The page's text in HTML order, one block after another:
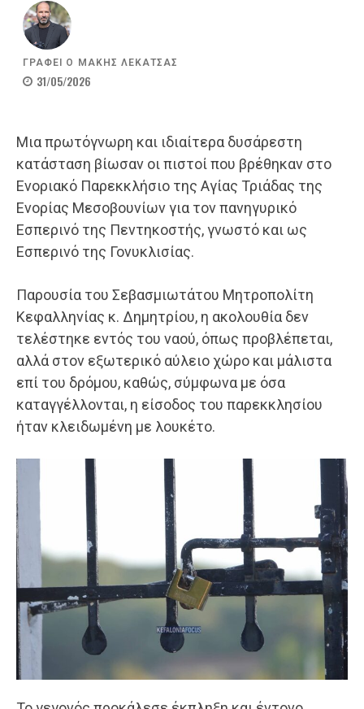
ΓΡΑΦΕΙ Ο ΜΑΚΗΣ ΛΕΚΑΤΣΑΣ
31/05/2026
Μια πρωτόγνωρη και ιδιαίτερα δυσάρεστη
κατάσταση βίωσαν οι πιστοί που βρέθηκαν στο
Ενοριακό Παρεκκλήσιο της Αγίας Τριάδας της
Ενορίας Μεσοβουνίων για τον πανηγυρικό
Εσπερινό της Πεντηκοστής, γνωστό και ως
Εσπερινό της Γονυκλισίας.
Παρουσία του Σεβασμιωτάτου Μητροπολίτη
Κεφαλληνίας κ. Δημητρίου, η ακολουθία δεν
τελέστηκε εντός του ναού, όπως προβλέπεται,
αλλά στον εξωτερικό αύλειο χώρο και μάλιστα
επί του δρόμου, καθώς, σύμφωνα με όσα
καταγγέλλονται, η είσοδος του παρεκκλησίου
ήταν κλειδωμένη με λουκέτο.